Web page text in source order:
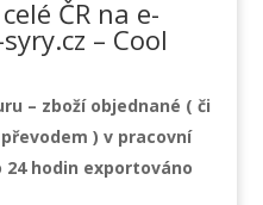
ČR na e-
– Cool
– zboží objednané ( či
) v pracovní
24 hodin exportováno